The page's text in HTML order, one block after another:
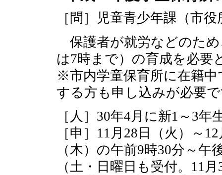
［問］児童青少年課（市
保護者が就労などのため
は7時まで）の育成を必要
※市内学童保育所に在籍中
する方も申し込みが必要
［人］30年4月に新1～3
［申］11月28日（火）～
（木）の午前9時30分～
（土・日曜日も受付。11